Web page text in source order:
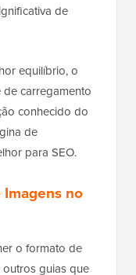
de
equilíbrio, o
carregamento
conhecido do
de
para SEO.
no
o formato de
guias que